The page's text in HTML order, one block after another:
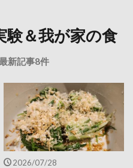
験＆我が家の食
新記事8件
2026/07/28